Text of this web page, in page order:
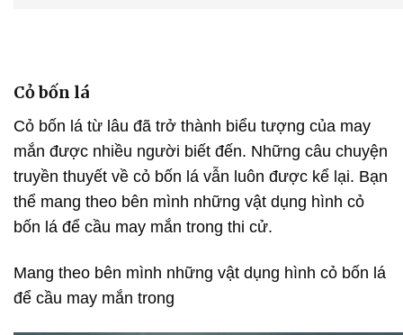
Cỏ bốn lá
Cỏ bốn lá từ lâu đã trở thành biểu tượng của may
mắn được nhiều người biết đến. Những câu chuyện
truyền thuyết về cỏ bốn lá vẫn luôn được kể lại. Bạn
thể mang theo bên mình những vật dụng hình cỏ
bốn lá để cầu may mắn trong thi cử.
Mang theo bên mình những vật dụng hình cỏ bốn lá
để cầu may mắn trong